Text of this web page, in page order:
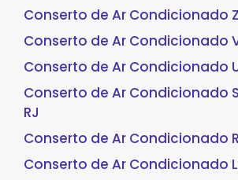
Conserto de Ar Condicionado
Conserto de Ar Condicionado
Conserto de Ar Condicionado
Conserto de Ar Condicionado
RJ
Conserto de Ar Condicionado
Conserto de Ar Condicionado